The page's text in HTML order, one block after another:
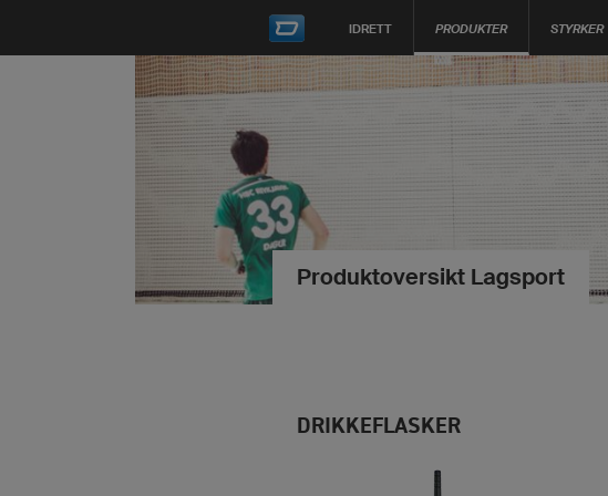
IDRETT PRODUKTER STYRKER
Produktoversikt Lagsport
DRIKKEFLASKER